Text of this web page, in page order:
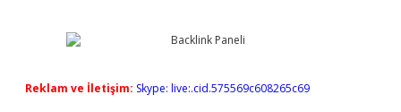
Reklam ve İletişim: Skype: live:.cid.575569c608265c69